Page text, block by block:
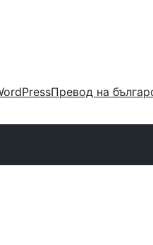
Превод на